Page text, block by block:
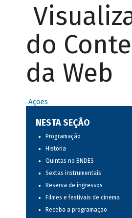
do
da Web
Ações
NESTA SEÇÃO
Programação
História
Quintas no BNDES
Sextas instrumentais
Reserva de ingressos
Filmes e festivais de cinema
Receba a programação